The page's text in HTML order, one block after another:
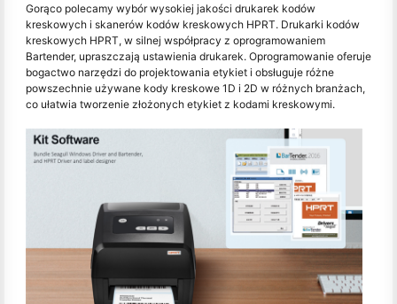
Gorąco polecamy wybór wysokiej jakości drukarek kodów
kreskowych i skanerów kodów kreskowych HPRT. Drukarki kodów
kreskowych HPRT, w silnej współpracy z oprogramowaniem
Bartender, upraszczają ustawienia drukarek. Oprogramowanie oferuje
bogactwo narzędzi do projektowania etykiet i obsługuje różne
powszechnie używane kody kreskowe 1D i 2D w różnych branżach,
co ułatwia tworzenie złożonych etykiet z kodami kreskowymi.